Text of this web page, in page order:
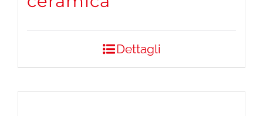
Dettagli